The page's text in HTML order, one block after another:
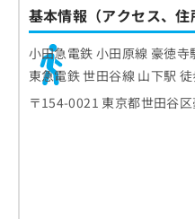
基本情報（アクセス、住
小田急電鉄 小田原線 豪徳寺
東急電鉄 世田谷線 山下駅
〒154-0021 東京都世田谷